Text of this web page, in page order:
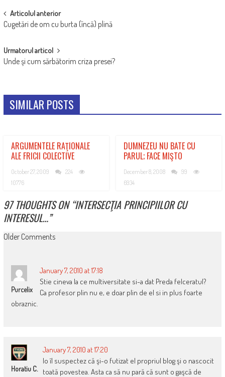
POST
NAVIGATION
Articolul anterior
Cugetări de om cu burta (încă) plină
Urmatorul articol
Unde şi cum sărbătorim criza presei?
SIMILAR POSTS
ARGUMENTELE RAŢIONALE
ALE FRICII COLECTIVE
October 27, 2009
224
10776
DUMNEZEU NU BATE CU
PARUL; FACE MIŞTO
December 8, 2008
99
6934
97 THOUGHTS ON “INTERSECŢIA PRINCIPIILOR CU
INTERESUL…”
COMMENT
Older Comments
Purcelix
January 7, 2010 at 17:18
Stie cineva la ce multiversitate si-a dat Preda felceratul?
Ca profesor plin nu e, e doar plin de el si in plus foarte
obraznic.
Horatiu C.
January 7, 2010 at 17:20
Io îl suspectez că şi-o futizat el propriul blog şi o nascocit
toată povestea. Asta ca să nu pară că sunt o gaşcă de